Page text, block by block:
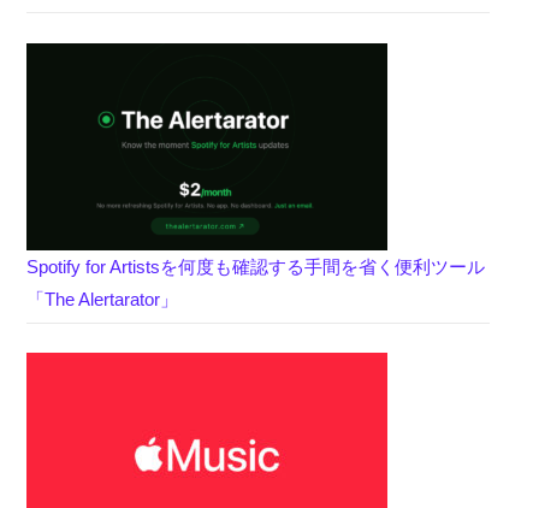
Spotify for Artistsを何度も確認する手間を省く便利ツール
「The Alertarator」